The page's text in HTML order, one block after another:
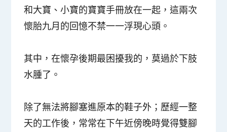
和大寶、小寶的寶寶手冊放在一起，這兩次
懷胎九月的回憶不禁一一浮現心頭。
其中，在懷孕後期最困擾我的，莫過於下肢
水腫了。
除了無法將腳塞進原本的鞋子外；歷經一整
天的工作後，常常在下午近傍晚時覺得雙腳